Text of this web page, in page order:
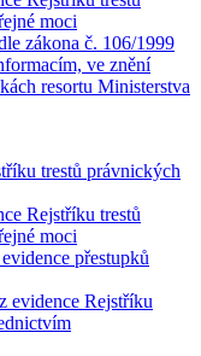
moci
zákona č. 106/1999
ve znění
resortu Ministerstva
trestů právnických
Rejstříku trestů
moci
přestupků
evidence Rejstříku